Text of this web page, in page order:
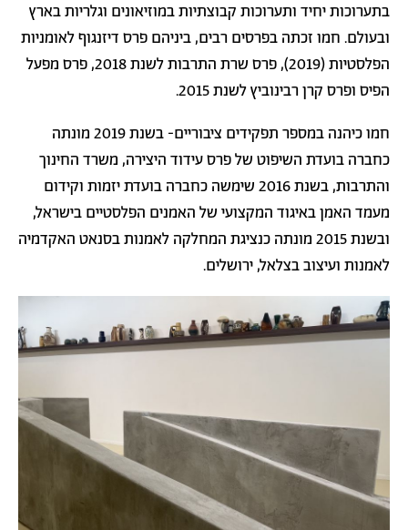
בתערוכות יחיד ותערוכות קבוצתיות במוזיאונים וגלריות בארץ
ובעולם. חמו זכתה בפרסים רבים, ביניהם פרס דיזנגוף לאומניות
הפלסטיות (2019), פרס שרת התרבות לשנת 2018, פרס מפעל
הפיס ופרס קרן רבינוביץ לשנת 2015.
חמו כיהנה במספר תפקידים ציבוריים- בשנת 2019 מונתה
כחברה בועדת השיפוט של פרס עידוד היצירה, משרד החינוך
והתרבות, בשנת 2016 שימשה כחברה בועדת יזמות וקידום
מעמד האמן באיגוד המקצועי של האמנים הפלסטיים בישראל,
ובשנת 2015 מונתה כנציגת המחלקה לאמנות בסנאט האקדמיה
לאמנות ועיצוב בצלאל, ירושלים.